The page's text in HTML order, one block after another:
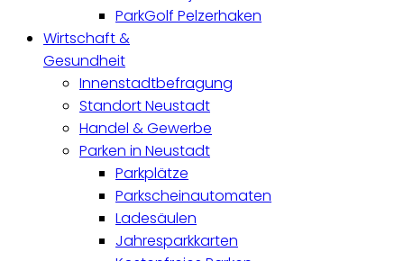
ParkGolf Pelzerhaken
Wirtschaft &
Gesundheit
Innenstadtbefragung
Standort Neustadt
Handel & Gewerbe
Parken in Neustadt
Parkplätze
Parkscheinautomaten
Ladesäulen
Jahresparkkarten